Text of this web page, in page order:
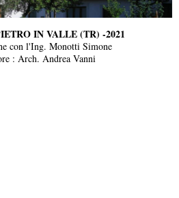
IN VALLE (TR) -2021
con l'Ing. Monotti Simone
: Arch. Andrea Vanni